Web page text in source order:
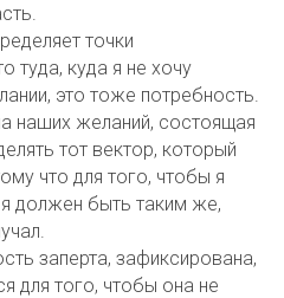
точки
туда, куда я не хочу
это тоже потребность.
наших желаний, состоящая
тот вектор, который
что для того, чтобы я
должен быть таким же,
заперта, зафиксирована,
для того, чтобы она не